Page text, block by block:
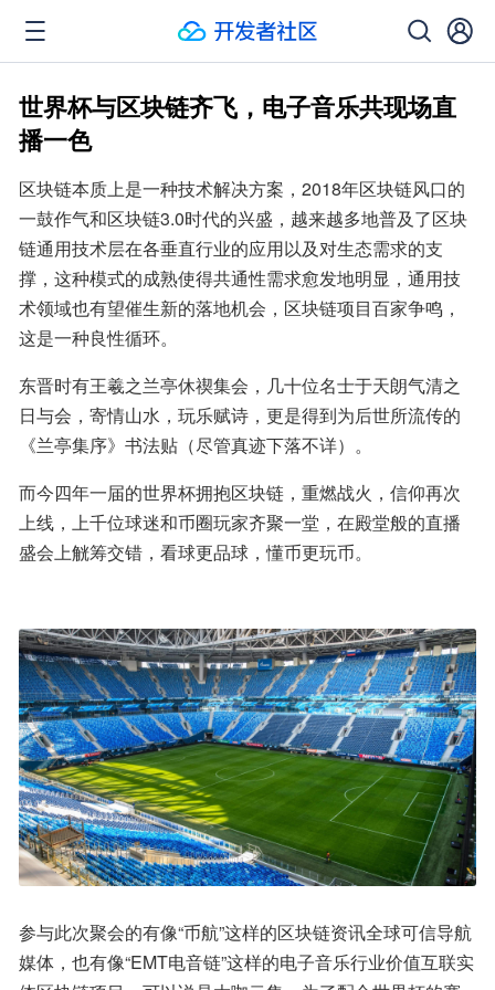
世界杯与区块链齐飞，电子音乐共现场直
播一色
区块链本质上是一种技术解决方案，2018年区块链风口的
一鼓作气和区块链3.0时代的兴盛，越来越多地普及了区块
链通用技术层在各垂直行业的应用以及对生态需求的支
撑，这种模式的成熟使得共通性需求愈发地明显，通用技
术领域也有望催生新的落地机会，区块链项目百家争鸣，
这是一种良性循环。
东晋时有王羲之兰亭休禊集会，几十位名士于天朗气清之
日与会，寄情山水，玩乐赋诗，更是得到为后世所流传的
《兰亭集序》书法贴（尽管真迹下落不详）。
而今四年一届的世界杯拥抱区块链，重燃战火，信仰再次
上线，上千位球迷和币圈玩家齐聚一堂，在殿堂般的直播
盛会上觥筹交错，看球更品球，懂币更玩币。
参与此次聚会的有像“币航”这样的区块链资讯全球可信导航
媒体，也有像“EMT电音链”这样的电子音乐行业价值互联实